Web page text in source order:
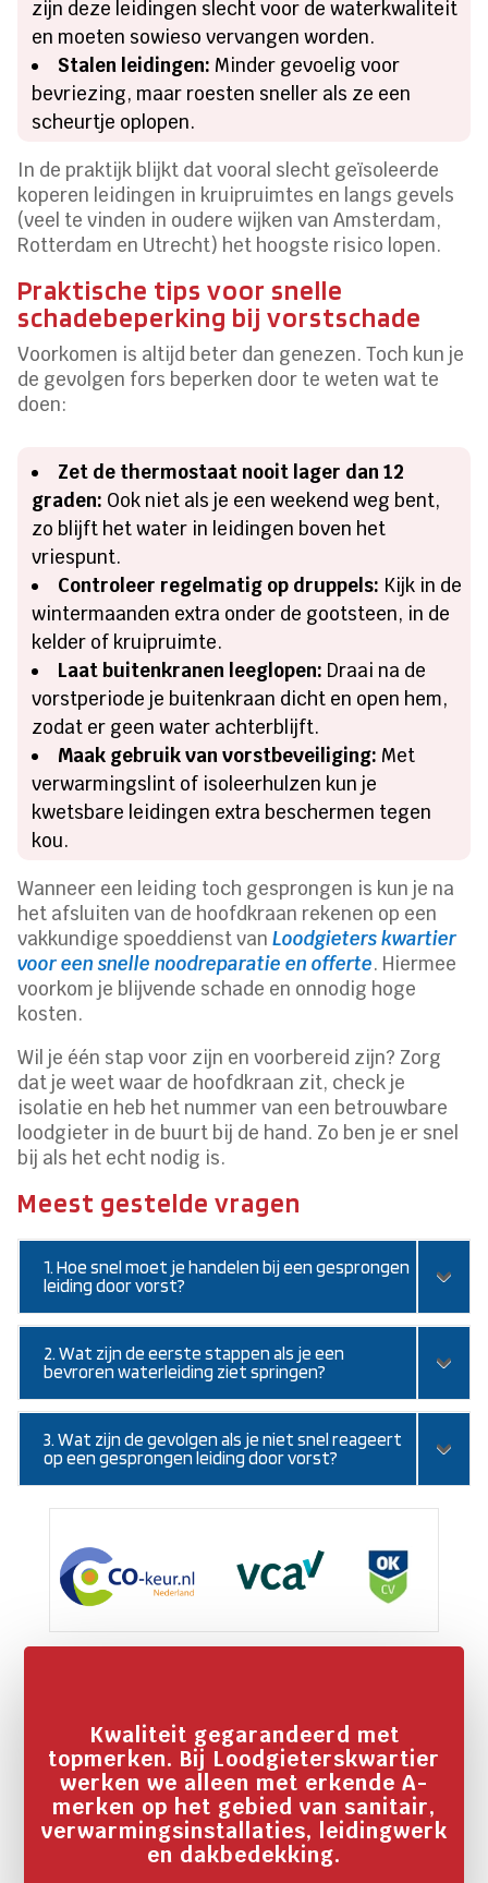
zijn deze leidingen slecht voor de waterkwaliteit
en moeten sowieso vervangen worden.
Stalen leidingen: Minder gevoelig voor
bevriezing, maar roesten sneller als ze een
scheurtje oplopen.
In de praktijk blijkt dat vooral slecht geïsoleerde
koperen leidingen in kruipruimtes en langs gevels
(veel te vinden in oudere wijken van Amsterdam,
Rotterdam en Utrecht) het hoogste risico lopen.
Praktische tips voor snelle
schadebeperking bij vorstschade
Voorkomen is altijd beter dan genezen. Toch kun je
de gevolgen fors beperken door te weten wat te
doen:
Zet de thermostaat nooit lager dan 12
graden: Ook niet als je een weekend weg bent,
zo blijft het water in leidingen boven het
vriespunt.
Controleer regelmatig op druppels: Kijk in de
wintermaanden extra onder de gootsteen, in de
kelder of kruipruimte.
Laat buitenkranen leeglopen: Draai na de
vorstperiode je buitenkraan dicht en open hem,
zodat er geen water achterblijft.
Maak gebruik van vorstbeveiliging: Met
verwarmingslint of isoleerhulzen kun je
kwetsbare leidingen extra beschermen tegen
kou.
Wanneer een leiding toch gesprongen is kun je na
het afsluiten van de hoofdkraan rekenen op een
vakkundige spoeddienst vanLoodgieters kwartier
voor een snelle noodreparatie en offerte. Hiermee
voorkom je blijvende schade en onnodig hoge
kosten.
Wil je één stap voor zijn en voorbereid zijn? Zorg
dat je weet waar de hoofdkraan zit, check je
isolatie en heb het nummer van een betrouwbare
loodgieter in de buurt bij de hand. Zo ben je er snel
bij als het echt nodig is.
Meest gestelde vragen
1. Hoe snel moet je handelen bij een gesprongen
leiding door vorst?
2. Wat zijn de eerste stappen als je een
bevroren waterleiding ziet springen?
3. Wat zijn de gevolgen als je niet snel reageert
op een gesprongen leiding door vorst?
Kwaliteit gegarandeerd met
topmerken. Bij Loodgieterskwartier
werken we alleen met erkende A-
merken op het gebied van sanitair,
verwarmingsinstallaties, leidingwerk
en dakbedekking.